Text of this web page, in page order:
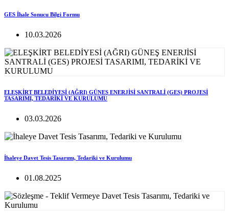
GES İhale Sonucu Bilgi Formu
10.03.2026
ELEŞKİRT BELEDİYESİ (AĞRI) GÜNEŞ ENERJİSİ SANTRALİ (GES) PROJESİ
TASARIMI, TEDARİKİ VE KURULUMU
03.03.2026
İhaleye Davet Tesis Tasarımı, Tedariki ve Kurulumu
01.08.2025